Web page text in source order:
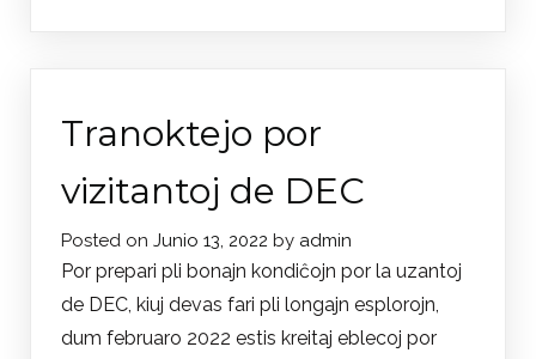
Tranoktejo por
vizitantoj de DEC
Posted on Junio 13, 2022 by admin
Por prepari pli bonajn kondiĉojn por la uzantoj
de DEC, kiuj devas fari pli longajn esplorojn,
dum februaro 2022 estis kreitaj eblecoj por